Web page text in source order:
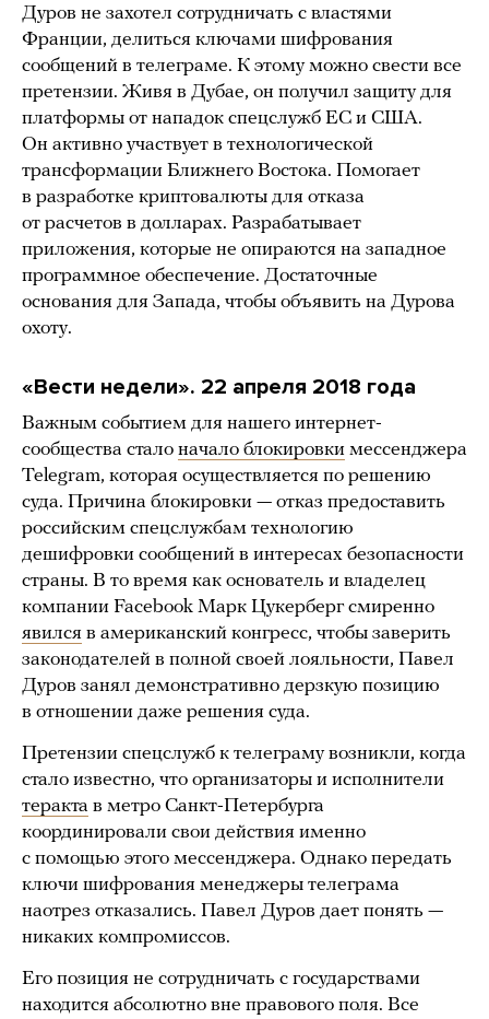
Дуров не захотел сотрудничать с властями
Франции, делиться ключами шифрования
сообщений в телеграме. К этому можно свести все
претензии. Живя в Дубае, он получил защиту для
платформы от нападок спецслужб ЕС и США.
Он активно участвует в технологической
трансформации Ближнего Востока. Помогает
в разработке криптовалюты для отказа
от расчетов в долларах. Разрабатывает
приложения, которые не опираются на западное
программное обеспечение. Достаточные
основания для Запада, чтобы объявить на Дурова
охоту.
«Вести недели». 22 апреля 2018 года
Важным событием для нашего интернет-
сообщества стало начало блокировки мессенджера
Telegram, которая осуществляется по решению
суда. Причина блокировки — отказ предоставить
российским спецслужбам технологию
дешифровки сообщений в интересах безопасности
страны. В то время как основатель и владелец
компании Facebook Марк Цукерберг смиренно
явился в американский конгресс, чтобы заверить
законодателей в полной своей лояльности, Павел
Дуров занял демонстративно дерзкую позицию
в отношении даже решения суда.
Претензии спецслужб к телеграму возникли, когда
стало известно, что организаторы и исполнители
теракта в метро Санкт-Петербурга
координировали свои действия именно
с помощью этого мессенджера. Однако передать
ключи шифрования менеджеры телеграма
наотрез отказались. Павел Дуров дает понять —
никаких компромиссов.
Его позиция не сотрудничать с государствами
находится абсолютно вне правового поля. Все